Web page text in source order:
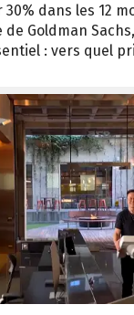
dans les 12
de Goldman
: vers quel